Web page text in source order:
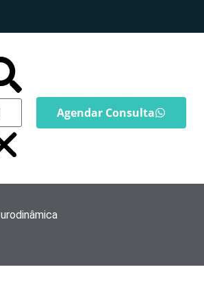
Agendar Consulta
urodinâmica